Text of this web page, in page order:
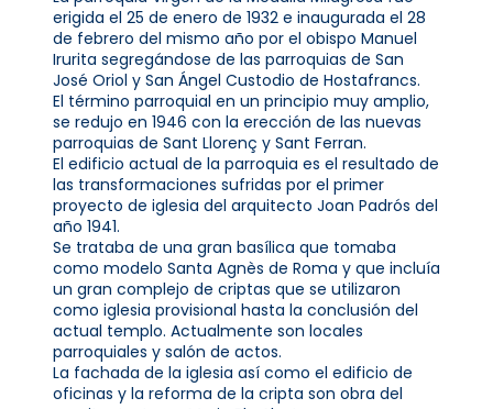
erigida el 25 de enero de 1932 e inaugurada el 28
de febrero del mismo año por el obispo Manuel
Irurita segregándose de las parroquias de San
José Oriol y San Ángel Custodio de Hostafrancs.
El término parroquial en un principio muy amplio,
se redujo en 1946 con la erección de las nuevas
parroquias de Sant Llorenç y Sant Ferran.
El edificio actual de la parroquia es el resultado de
las transformaciones sufridas por el primer
proyecto de iglesia del arquitecto Joan Padrós del
año 1941.
Se trataba de una gran basílica que tomaba
como modelo Santa Agnès de Roma y que incluía
un gran complejo de criptas que se utilizaron
como iglesia provisional hasta la conclusión del
actual templo. Actualmente son locales
parroquiales y salón de actos.
La fachada de la iglesia así como el edificio de
oficinas y la reforma de la cripta son obra del